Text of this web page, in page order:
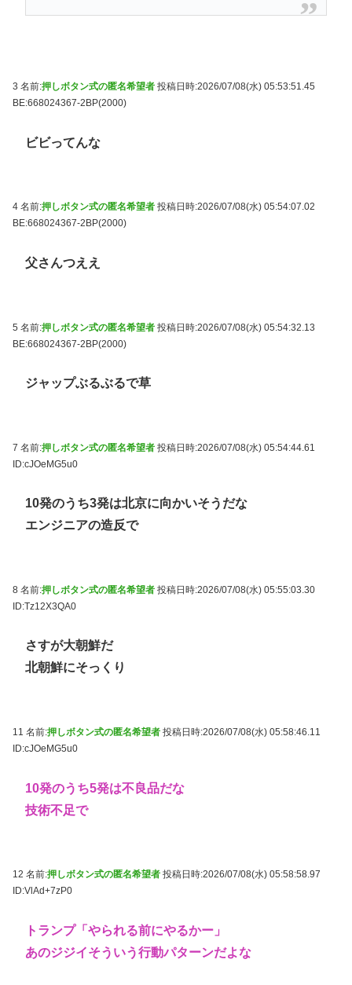
3 名前:押しボタン式の匿名希望者 投稿日時:2026/07/08(水) 05:53:51.45
BE:668024367-2BP(2000)
ビビってんな
4 名前:押しボタン式の匿名希望者 投稿日時:2026/07/08(水) 05:54:07.02
BE:668024367-2BP(2000)
父さんつええ
5 名前:押しボタン式の匿名希望者 投稿日時:2026/07/08(水) 05:54:32.13
BE:668024367-2BP(2000)
ジャップぶるぶるで草
7 名前:押しボタン式の匿名希望者 投稿日時:2026/07/08(水) 05:54:44.61
ID:cJOeMG5u0
10発のうち3発は北京に向かいそうだな
エンジニアの造反で
8 名前:押しボタン式の匿名希望者 投稿日時:2026/07/08(水) 05:55:03.30
ID:Tz12X3QA0
さすが大朝鮮だ
北朝鮮にそっくり
11 名前:押しボタン式の匿名希望者 投稿日時:2026/07/08(水) 05:58:46.11
ID:cJOeMG5u0
10発のうち5発は不良品だな
技術不足で
12 名前:押しボタン式の匿名希望者 投稿日時:2026/07/08(水) 05:58:58.97
ID:VlAd+7zP0
トランプ「やられる前にやるかー」
あのジジイそういう行動パターンだよな